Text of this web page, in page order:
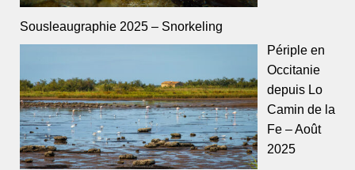
Sousleaugraphie 2025 – Snorkeling
Périple en
Occitanie
depuis Lo
Camin de la
Fe – Août
2025